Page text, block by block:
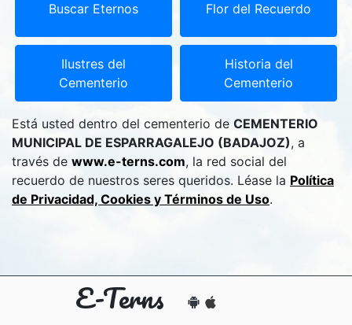
Buscar Eternos Flor del Recuerdo
Ilustres del
Cementerio
Historia del
Cementerio
Está usted dentro del cementerio de CEMENTERIO
MUNICIPAL DE ESPARRAGALEJO (BADAJOZ), a
través de www.e-terns.com, la red social del
recuerdo de nuestros seres queridos. Léase la Política
de Privacidad, Cookies y Términos de Uso.
E-Terns